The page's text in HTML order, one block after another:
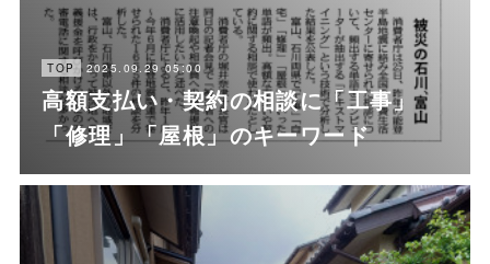
TOP 2025.09.29 05:00
高額支払い・契約の相談に「工事」
「修理」「屋根」のキーワード